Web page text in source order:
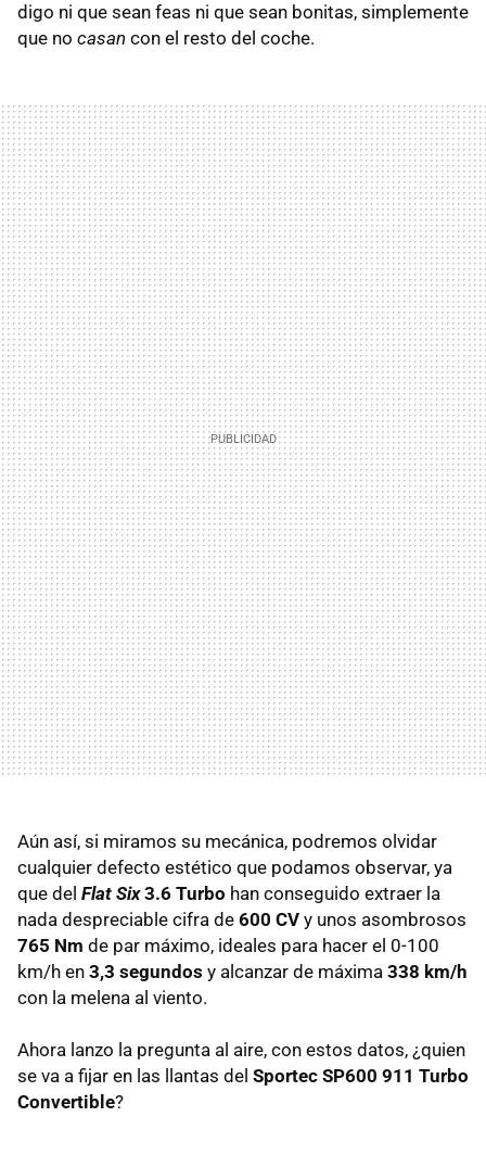
digo ni que sean feas ni que sean bonitas, simplemente
que no casan con el resto del coche.
Aún así, si miramos su mecánica, podremos olvidar
cualquier defecto estético que podamos observar, ya
que del Flat Six3.6 Turbo han conseguido extraer la
nada despreciable cifra de 600 CV y unos asombrosos
765 Nm de par máximo, ideales para hacer el 0-100
km/h en 3,3 segundos y alcanzar de máxima 338 km/h
con la melena al viento.
Ahora lanzo la pregunta al aire, con estos datos, ¿quien
se va a fijar en las llantas del Sportec SP600 911 Turbo
Convertible?